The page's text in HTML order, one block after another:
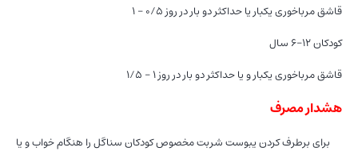
۱ – ۰/۵ قاشق مرباخوری یکبار یا حداکثر دو بار در روز
کودکان ۱۲-۶ سال
۱/۵ – ۱ قاشق مرباخوری یکبار و یا حداکثر دو بار در روز
هشدار مصرف
برای برطرف کردن یبوست شربت مخصوص کودکان سناگل را هنگام خواب و یا